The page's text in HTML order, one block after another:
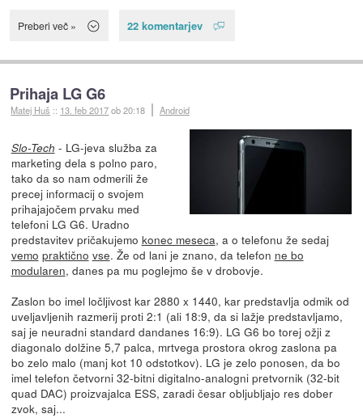
Preberi več » 22 komentarjev
Prihaja LG G6
Matej Huš :: 13. feb 2017ob 20:18 Android
Slo-Tech - LG-jeva služba za
marketing dela s polno paro,
tako da so nam odmerili že
precej informacij o svojem
prihajajočem prvaku med
telefoni LG G6. Uradno
predstavitev pričakujemo konec meseca, a o telefonu že sedaj
vemo praktično vse. Že od lani je znano, da telefon ne bo
modularen, danes pa mu poglejmo še v drobovje.
Zaslon bo imel ločljivost kar 2880 x 1440, kar predstavlja odmik od
uveljavljenih razmerij proti 2:1 (ali 18:9, da si lažje predstavljamo,
saj je neuradni standard dandanes 16:9). LG G6 bo torej ožji z
diagonalo dolžine 5,7 palca, mrtvega prostora okrog zaslona pa
bo zelo malo (manj kot 10 odstotkov). LG je zelo ponosen, da bo
imel telefon četvorni 32-bitni digitalno-analogni pretvornik (32-bit
quad DAC) proizvajalca ESS, zaradi česar obljubljajo res dober
zvok, saj...